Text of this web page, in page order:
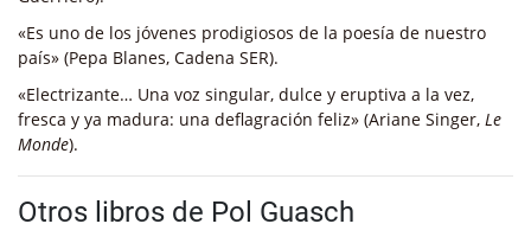
«Es uno de los jóvenes prodigiosos de la poesía de nuestro
país» (Pepa Blanes, Cadena SER).
«Electrizante… Una voz singular, dulce y eruptiva a la vez,
fresca y ya madura: una deflagración feliz» (Ariane Singer, Le
Monde).
Otros libros de Pol Guasch